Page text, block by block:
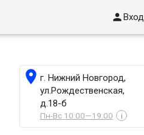
Вход
г. Нижний Новгород,
ул.Рождественская,
д.18-б
Пн-Вс 10:00—19:00 i